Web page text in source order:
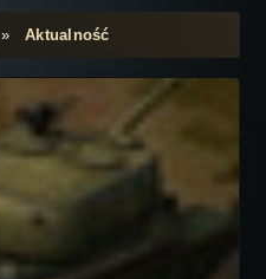
»Aktualność